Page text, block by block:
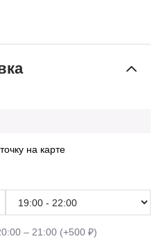
на карте
– 21:00 (+500 ₽)